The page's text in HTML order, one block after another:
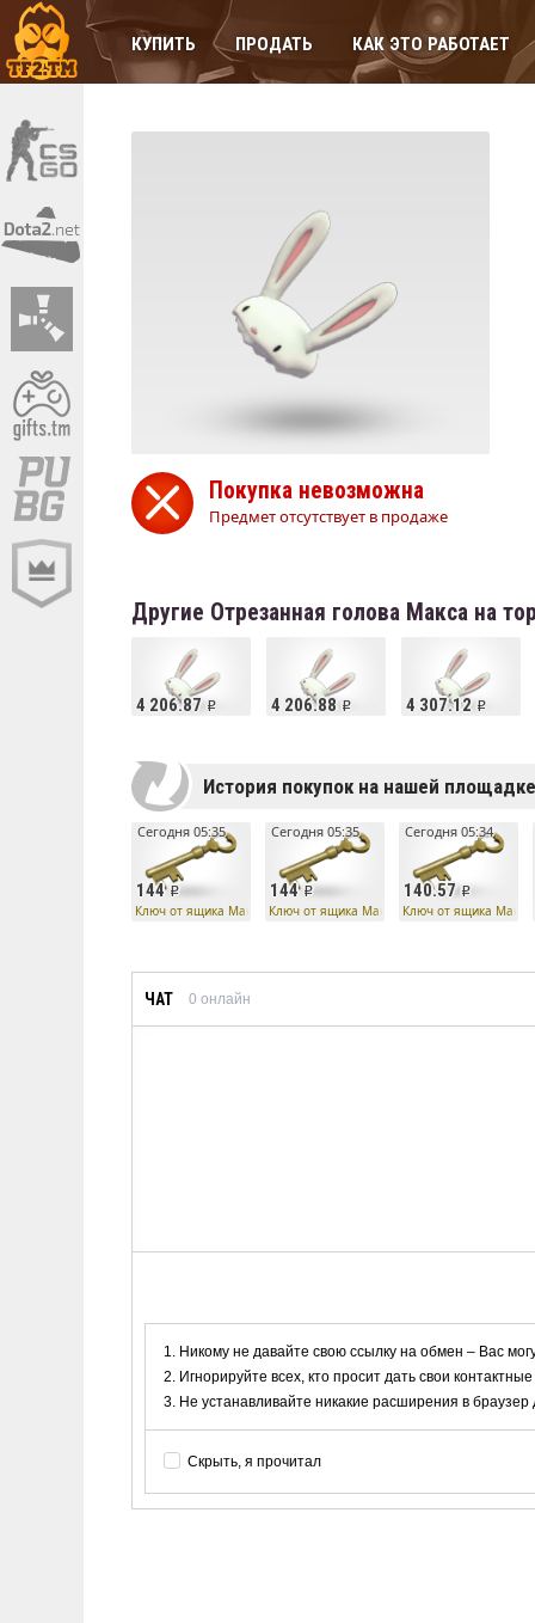
КУПИТЬ ПРОДАТЬ КАК ЭТО РАБОТАЕТ
Покупка невозможна
Предмет отсутствует в продаже
Другие Отрезанная голова Макса на
4 206.87 4 206.88 4 307.12
История покупок на нашей площадке
144
Сегодня 05:35
Ключ от ящика Манн Ко
144
Сегодня 05:35
Ключ от ящика Манн Ко
140.57
Сегодня 05:34
Ключ от ящика Манн
ЧАТ 0 онлайн
Никому не давайте свою ссылку на обмен – Вас
Игнорируйте всех, кто просит дать свои
Не устанавливайте никакие расширения в
Скрыть, я прочитал